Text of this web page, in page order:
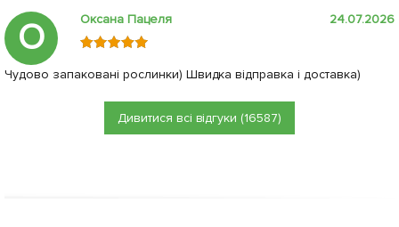
О Оксана Пацеля 24.07.2026
Чудово запаковані рослинки) Швидка відправка і доставка)
Дивитися всі відгуки (16587)